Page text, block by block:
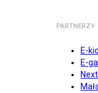
PARTNERZY
E-
E-